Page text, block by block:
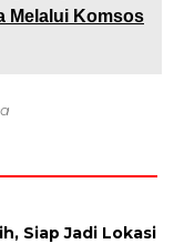
Melalui Komsos
Siap Jadi Lokasi